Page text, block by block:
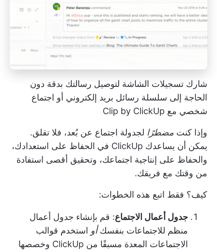
شارك تسجيلات الشاشة لتوصيل رسالتك بدقة دون
الحاجة إلى سلسلة رسائل بريد إلكتروني أو اجتماع
شخصي مع Clip by ClickUp
وإذا كنت مضطرًا لجدولة اجتماع عن بُعد، فلا تقلق.
يمكن أن يساعدك ClickUp في الحفاظ على استعدادك،
والحفاظ على إنتاجية اجتماعك، وتحقيق أقصى استفادة
من وقتك مع فريقك.
كيف؟ فقط اتبع هذه الخطوات:
جدول أعمال الاجتماع: قم بإنشاء جدول أعمال
منظم للاجتماعات بنفسكأو استخدم قوالب
الاجتماعات المعدة مسبقًا من ClickUp وخصصها